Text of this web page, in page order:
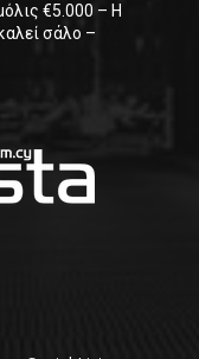
€5.000 – Η
σάλο –